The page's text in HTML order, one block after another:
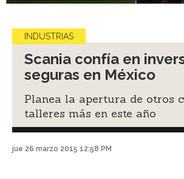
INDUSTRIAS
Scania confía en
seguras en México
Planea la apertura de otros
talleres más en este año
jue 26 marzo 2015 12:58 PM